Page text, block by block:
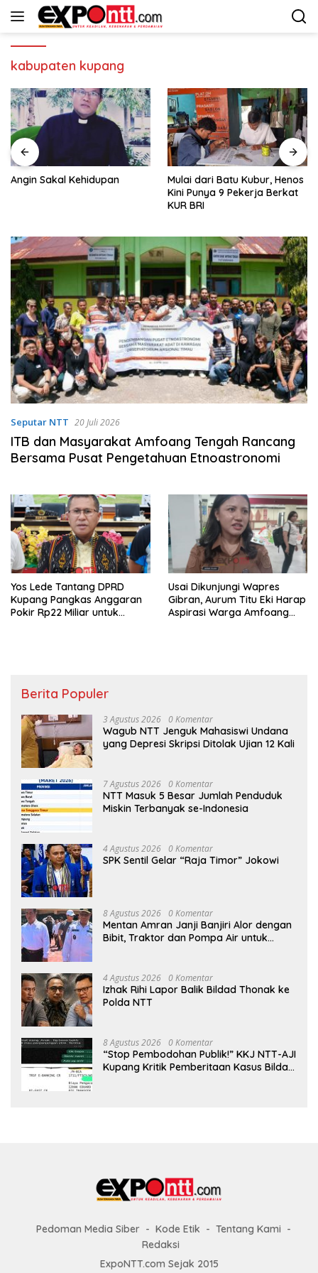
Langsung
kabupaten kupang
Angin Sakal Kehidupan
Mulai dari Batu Kubur, Henos
Kini Punya 9 Pekerja Berkat
KUR BRI
Seputar NTT 20 Juli 2026
ITB dan Masyarakat Amfoang Tengah Rancang
Bersama Pusat Pengetahuan Etnoastronomi
Yos Lede Tantang DPRD
Kupang Pangkas Anggaran
Pokir Rp22 Miliar untuk
Usai Dikunjungi Wapres
Gibran, Aurum Titu Eki Harap
Aspirasi Warga Amfoang
Berita Populer
3 Agustus 2026 0 Komentar
Wagub NTT Jenguk Mahasiswi Undana
yang Depresi Skripsi Ditolak Ujian 12 Kali
7 Agustus 2026 0 Komentar
NTT Masuk 5 Besar Jumlah Penduduk
Miskin Terbanyak se-Indonesia
4 Agustus 2026 0 Komentar
SPK Sentil Gelar “Raja Timor” Jokowi
8 Agustus 2026 0 Komentar
Mentan Amran Janji Banjiri Alor dengan
Bibit, Traktor dan Pompa Air untuk
4 Agustus 2026 0 Komentar
Izhak Rihi Lapor Balik Bildad Thonak ke
Polda NTT
8 Agustus 2026 0 Komentar
“Stop Pembodohan Publik!” KKJ NTT-AJI
Kupang Kritik Pemberitaan Kasus Bildad
Pedoman Media Siber Kode Etik
Tentang Kami
Redaksi
ExpoNTT.com Sejak 2015